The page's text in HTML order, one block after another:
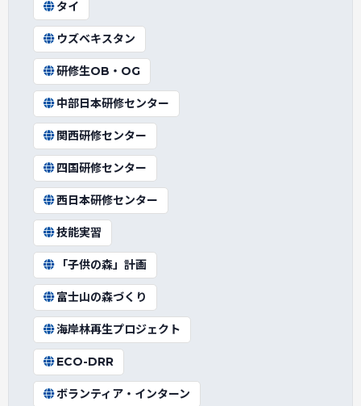
タイ
ウズベキスタン
研修生OB・OG
中部日本研修センター
関西研修センター
四国研修センター
西日本研修センター
技能実習
「子供の森」計画
富士山の森づくり
海岸林再生プロジェクト
ECO-DRR
ボランティア・インターン